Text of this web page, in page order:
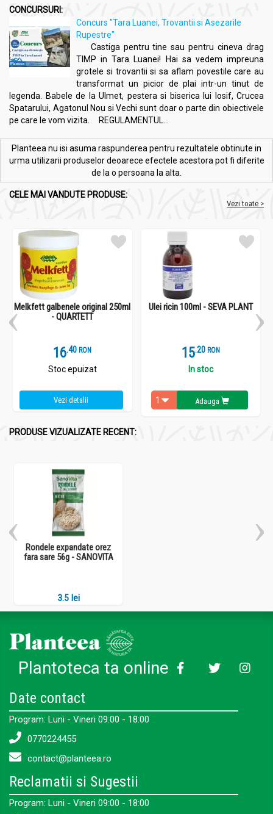
CONCURSURI:
Concurs "Tara Luanei, Trovantii si Asezarile
Rupestre"
Castiga pentru tine sau pentru cineva drag
TIMP in Tara Luanei! Hai sa vedem impreuna
grotele si trovantii si sa aflam povestile care au
transformat un picior de plai intr-un tinut de
legenda. Babele de la Ulmet, pestera si biserica lui Iosif, Crucea
Spatarului, Agatonul Nou si Vechi sunt doar o parte din obiectivele
pe care le vom vizita. REGULAMENTUL...
Planteea nu isi asuma raspunderea pentru rezultatele obtinute in
urma utilizarii produselor deoarece efectele acestora pot fi diferite
de la o persoana la alta.
CELE MAI VANDUTE PRODUSE:
Vezi toate >
Melkfett galbenele original 250ml
- QUARTETT
16.4 RON
Stoc epuizat
Vezi detalii
Ulei ricin 100ml - SEVA PLANT
15.2 RON
In stoc
Adauga
PRODUSE VIZUALIZATE RECENT:
Rondele expandate orez
fara sare 56g - SANOVITA
3.5 lei
Plantoteca ta online
Date contact
Program: Luni - Vineri 09:00 - 18:00
0770224455
contact@planteea.ro
Reclamatii si Sugestii
Program: Luni - Vineri 09:00 - 18:00